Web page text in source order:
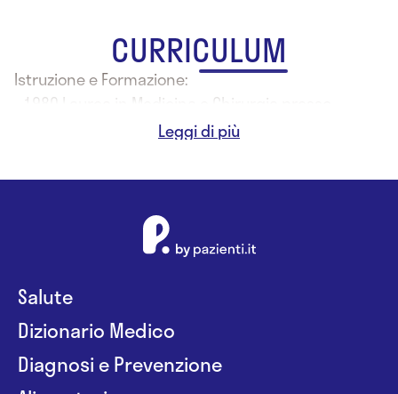
CURRICULUM
Istruzione e Formazione:
- 1980 Laurea in Medicina e Chirurgia presso
l'Università degli Studi di Napoli
Salute
Dizionario Medico
Diagnosi e Prevenzione